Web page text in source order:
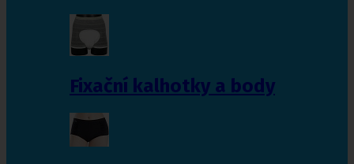
Fixační kalhotky a body